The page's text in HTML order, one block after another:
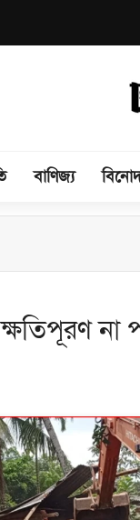
বাণিজ্য
অভিযোগে লাইলী
না